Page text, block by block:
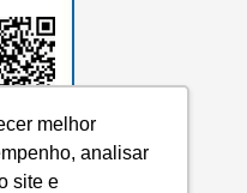
melhor
analisar
site e